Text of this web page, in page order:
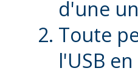
d'une
Toute
l'USB